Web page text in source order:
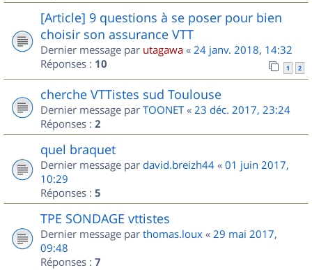
[Article] 9 questions à se poser pour bien
choisir son assurance VTT
Dernier message par utagawa « 24 janv. 2018, 14:32
Réponses : 10 1 2
cherche VTTistes sud Toulouse
Dernier message par TOONET« 23 déc. 2017, 23:24
Réponses : 2
quel braquet
Dernier message par david.breizh44 « 01 juin 2017,
10:29
Réponses : 5
TPE SONDAGE vttistes
Dernier message par thomas.loux « 29 mai 2017,
09:48
Réponses : 7